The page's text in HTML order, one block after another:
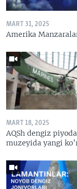
MART 31, 2025
Amerika
MART 18, 2025
AQSh dengiz
muzeyida yangi